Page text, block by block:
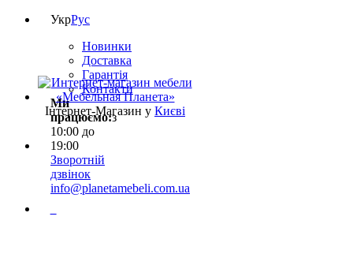
УкрРус
Новинки
Доставка
Гарантія
Контакти
Ми
працюємо:з
10:00 до
19:00
Зворотній
дзвінок
info@planetamebeli.com.ua
Інтернет-Магазин у Києві